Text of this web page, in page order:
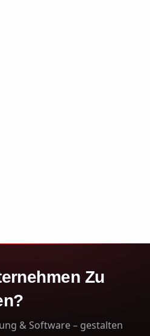
Zu
& Software – gestalten